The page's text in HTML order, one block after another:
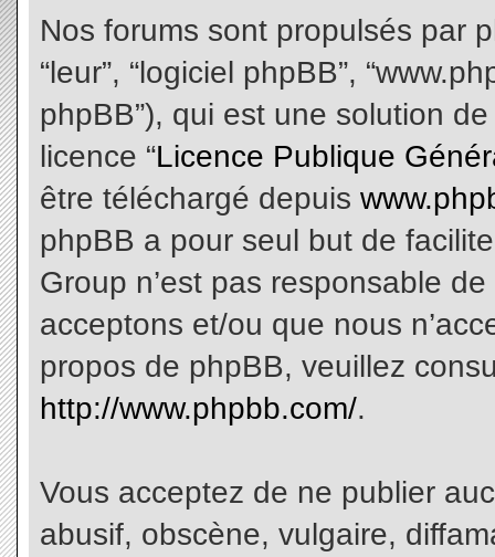
Nos forums sont propulsés par
“leur”, “logiciel phpBB”,
phpBB”), qui est une solution
licence “Licence Publique
être téléchargé depuis
phpBB a pour seul but de
Group n’est pas responsable
acceptons et/ou que nous
propos de phpBB, veuillez
http://www.phpbb.com/.
Vous acceptez de ne publier
abusif, obscène, vulgaire,